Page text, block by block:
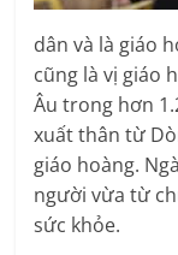
dân và là giáo
cũng là vị giáo
Âu trong hơn
xuất thân từ
giáo hoàng.
người vừa từ
sức khỏe.